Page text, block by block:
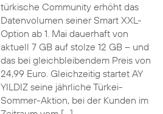
türkische Community erhöht das
Datenvolumen seiner Smart XXL-
Option ab 1. Mai dauerhaft von
aktuell 7 GB auf stolze 12 GB – und
das bei gleichbleibendem Preis von
24,99 Euro. Gleichzeitig startet AY
YILDIZ seine jährliche Türkei-
Sommer-Aktion, bei der Kunden im